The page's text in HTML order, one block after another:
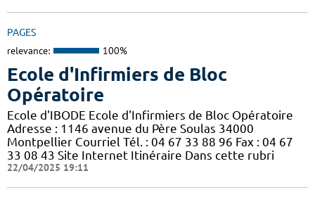
PAGES
relevance: 100%
Ecole d'Infirmiers de Bloc
Opératoire
Ecole d'IBODE Ecole d'Infirmiers de Bloc Opératoire
Adresse : 1146 avenue du Père Soulas 34000
Montpellier Courriel Tél. : 04 67 33 88 96 Fax : 04 67
33 08 43 Site Internet Itinéraire Dans cette rubri
22/04/2025 19:11